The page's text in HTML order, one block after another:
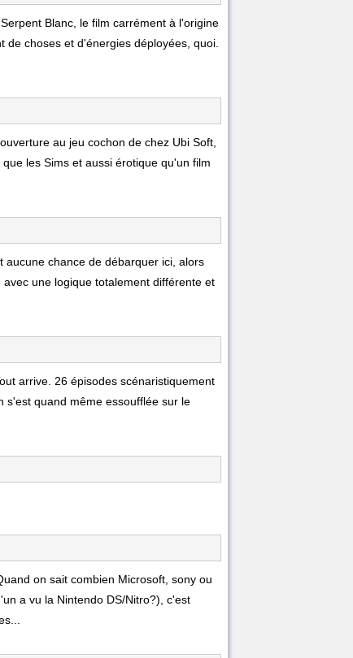
Blanc, le film carrément à l'origine
choses et d'énergies déployées, quoi.
au jeu cochon de chez Ubi Soft,
les Sims et aussi érotique qu'un film
aucune chance de débarquer ici, alors
une logique totalement différente et
arrive. 26 épisodes scénaristiquement
s'est quand même essoufflée sur le
on sait combien Microsoft, sony ou
a vu la Nintendo DS/Nitro?), c'est